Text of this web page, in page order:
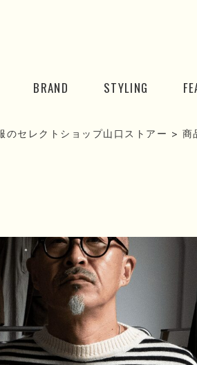
BRAND STYLING
のセレクトショップ山口ストアー > 商